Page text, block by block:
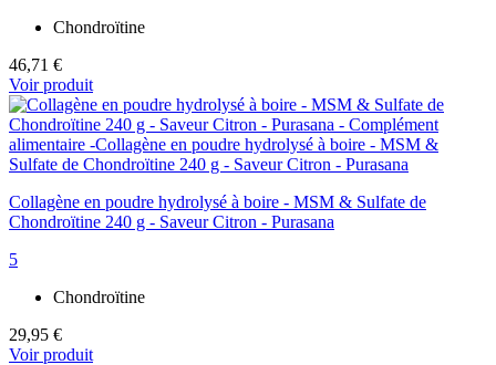
Chondroïtine
46,71 €
Voir produit
Collagène en poudre hydrolysé à boire - MSM & Sulfate de
Chondroïtine 240 g - Saveur Citron - Purasana
5
Chondroïtine
29,95 €
Voir produit